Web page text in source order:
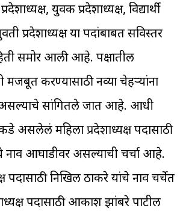
युवक प्रदेशाध्यक्ष, विद्यार्थी
प्रदेशाध्यक्ष या पदांबाबत सविस्तर
समोर आली आहे. पक्षातील
करण्यासाठी नव्या चेहऱ्यांना
असल्याचे सांगितले जात आहे. आधी
असलेलं महिला प्रदेशाध्यक्ष पदासाठी
नाव आघाडीवर असल्याची चर्चा आहे.
पदासाठी निखिल ठाकरे यांचे नाव चर्चेत
पदासाठी आकाश झांबरे पाटील